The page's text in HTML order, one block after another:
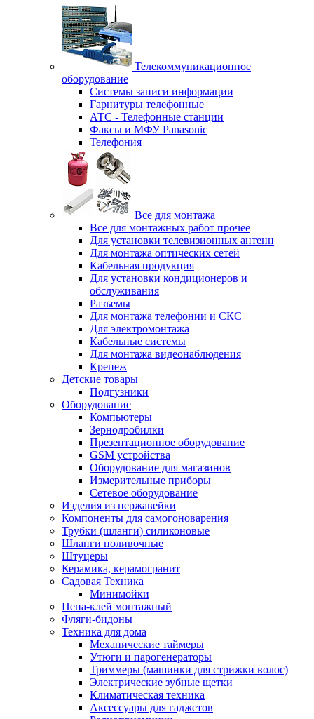
Телекоммуникационное
оборудование
Системы записи информации
Гарнитуры телефонные
АТС - Телефонные станции
Факсы и МФУ Panasonic
Телефония
Все для монтажа
Все для монтажных работ прочее
Для установки телевизионных антенн
Для монтажа оптических сетей
Кабельная продукция
Для установки кондиционеров и
обслуживания
Разъемы
Для монтажа телефонии и СКС
Для электромонтажа
Кабельные системы
Для монтажа видеонаблюдения
Крепеж
Детские товары
Подгузники
Оборудование
Компьютеры
Зернодробилки
Презентационное оборудование
GSM устройства
Оборудование для магазинов
Измерительные приборы
Сетевое оборудование
Изделия из нержавейки
Компоненты для самогоноварения
Трубки (шланги) силиконовые
Шланги поливочные
Штуцеры
Керамика, керамогранит
Садовая Техника
Минимойки
Пена-клей монтажный
Фляги-бидоны
Техника для дома
Механические таймеры
Утюги и парогенераторы
Триммеры (машинки для стрижки волос)
Электрические зубные щетки
Климатическая техника
Аксессуары для гаджетов